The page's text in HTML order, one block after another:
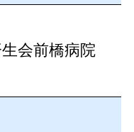
会前橋病院